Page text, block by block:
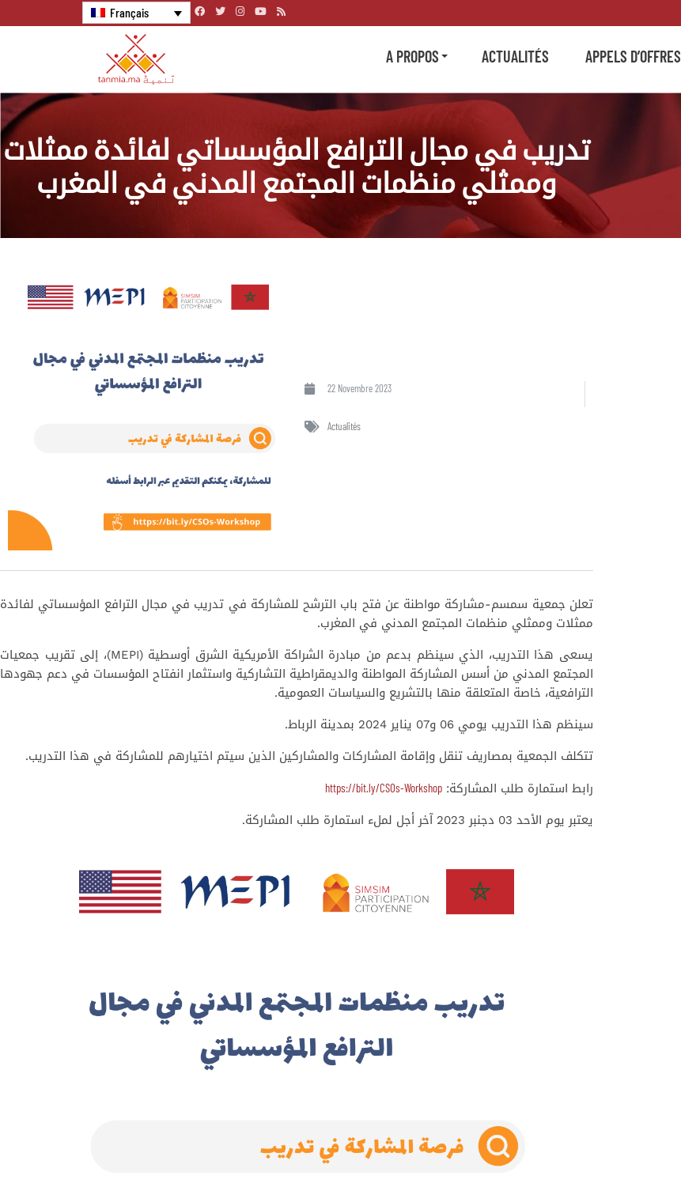
Français
A PROPOS ACTUALITÉS APPELS D’OFFRES
تدريب في مجال الترافع المؤسساتي لفائدة ممثلات
وممثلي منظمات المجتمع المدني في المغرب
22 Novembre 2023
Actualités
تعلن جمعية سمسم-مشاركة مواطنة عن فتح باب الترشح للمشاركة في تدريب في مجال الترافع المؤسساتي لفائدة
ممثلات وممثلي منظمات المجتمع المدني في المغرب.
يسعى هذا التدريب، الذي سينظم بدعم من مبادرة الشراكة الأمريكية الشرق أوسطية (MEPI)، إلى تقريب جمعيات
المجتمع المدني من أسس المشاركة المواطنة والديمقراطية التشاركية واستثمار انفتاح المؤسسات في دعم جهودها
الترافعية، خاصة المتعلقة منها بالتشريع والسياسات العمومية.
سينظم هذا التدريب يومي 06 و07 يناير 2024 بمدينة الرباط.
تتكلف الجمعية بمصاريف تنقل وإقامة المشاركات والمشاركين الذين سيتم اختيارهم للمشاركة في هذا التدريب.
رابط استمارة طلب المشاركة: https://bit.ly/CSOs-Workshop
يعتبر يوم الأحد 03 دجنبر 2023 آخر أجل لملء استمارة طلب المشاركة.